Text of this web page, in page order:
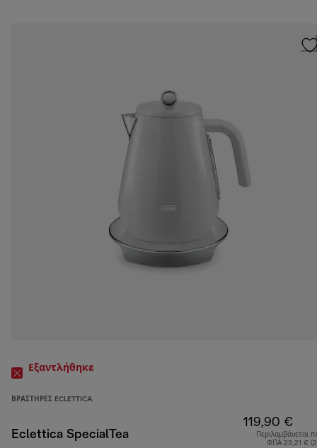
Εξαντλήθηκε
ΒΡΑΣΤΉΡΕΣ ECLETTICA
Eclettica SpecialTea
119,90 €
Περιλαμβάνεται
ΦΠΑ 23,21 €